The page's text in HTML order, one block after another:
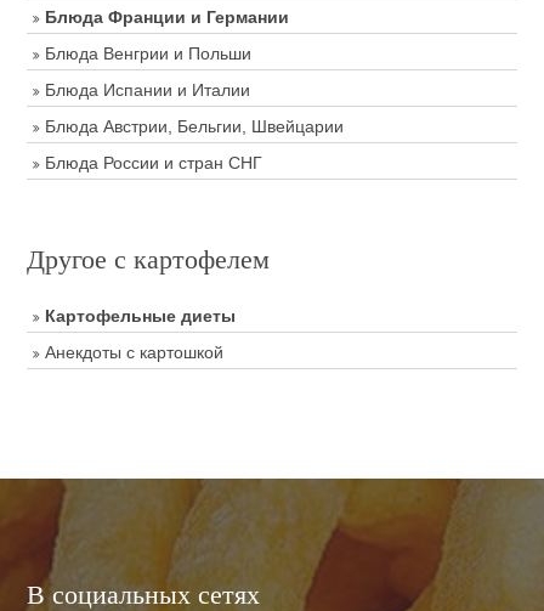
Блюда Франции и Германии
Блюда Венгрии и Польши
Блюда Испании и Италии
Блюда Австрии, Бельгии, Швейцарии
Блюда России и стран СНГ
Другое с картофелем
Картофельные диеты
Анекдоты с картошкой
В социальных сетях